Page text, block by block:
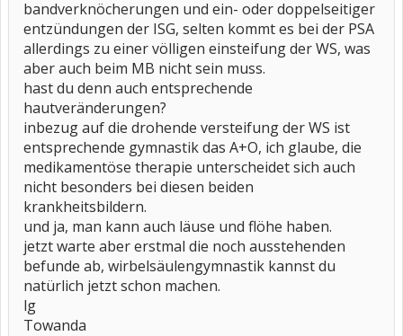
bandverknöcherungen und ein- oder doppelseitiger
entzündungen der ISG, selten kommt es bei der PSA
allerdings zu einer völligen einsteifung der WS, was
aber auch beim MB nicht sein muss.
hast du denn auch entsprechende
hautveränderungen?
inbezug auf die drohende versteifung der WS ist
entsprechende gymnastik das A+O, ich glaube, die
medikamentöse therapie unterscheidet sich auch
nicht besonders bei diesen beiden
krankheitsbildern.
und ja, man kann auch läuse und flöhe haben.
jetzt warte aber erstmal die noch ausstehenden
befunde ab, wirbelsäulengymnastik kannst du
natürlich jetzt schon machen.
lg
Towanda